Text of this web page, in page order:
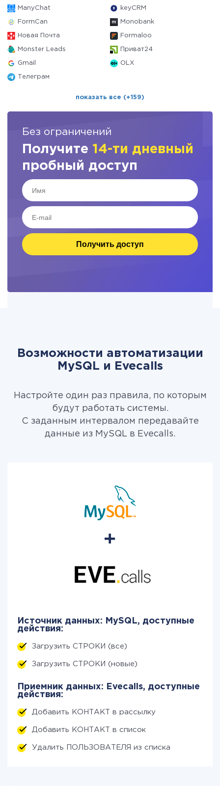
ManyChat keyCRM
FormCan Monobank
Новая Почта Formaloo
Monster Leads Приват24
Gmail OLX
Телеграм
показать все (+159)
Без ограничений
Получите 14-ти дневный
пробный доступ
Получить доступ
Возможности автоматизации
MySQL и Evecalls
Настройте один раз правила, по которым
будут работать системы.
С заданным интервалом передавайте
данные из MySQL в Evecalls.
Источник данных: MySQL, доступные
действия:
Загрузить СТРОКИ (все)
Загрузить СТРОКИ (новые)
Приемник данных: Evecalls, доступные
действия:
Добавить КОНТАКТ в рассылку
Добавить КОНТАКТ в список
Удалить ПОЛЬЗОВАТЕЛЯ из списка